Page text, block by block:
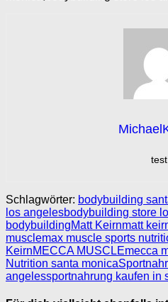
test
Schlagwörter: bodybuilding
los angelesbodybuilding store
bodybuildingMatt Keirnmatt
musclemax muscle sports
KeirnMECCA MUSCLEmecca
Nutrition santa monica
angelessportnahrung kaufen in